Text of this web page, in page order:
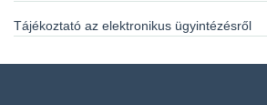
Tájékoztató az elektronikus ügyintézésről